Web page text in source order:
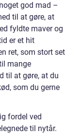
god mad –
til at gøre, at
fyldte maver og
er et hit
ret, som stort set
mange
til at gøre, at du
som du gerne
fordel ved
til nytår.